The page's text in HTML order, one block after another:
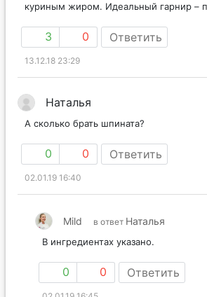
куриным жиром. Идеальный гарнир –
3 0 Ответить
13.12.18 23:29
Наталья
А сколько брать шпината?
0 0 Ответить
02.01.19 16:40
Mild в ответ Наталья
В ингредиентах указано.
0 0 Ответить